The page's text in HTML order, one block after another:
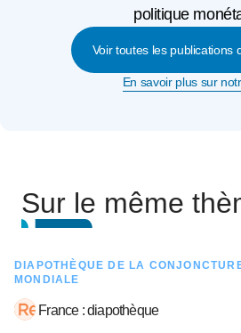
politique
Voir toutes les publications
En savoir plus sur
Sur le même
DIAPOTHÈQUE DE LA
MONDIALE
France : diapothèque